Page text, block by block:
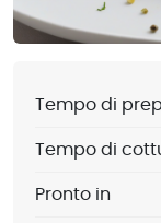
Tempo di
Tempo di
Pronto in